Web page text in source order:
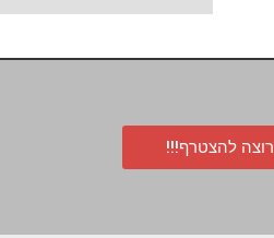
רוצה להצטרף!!!